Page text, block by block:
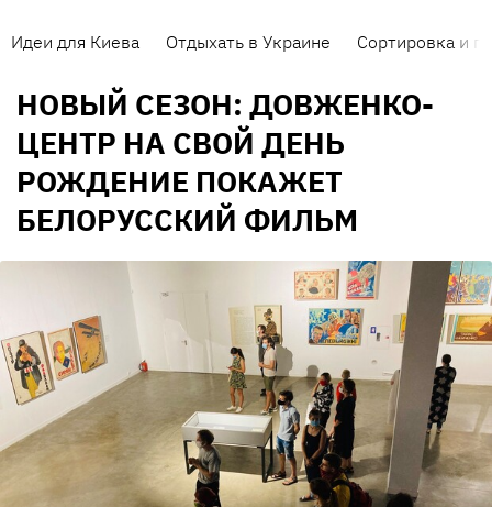
Идеи для Киева Отдыхать в Украине Сортировка и
НОВЫЙ СЕЗОН: ДОВЖЕНКО-
ЦЕНТР НА СВОЙ ДЕНЬ
РОЖДЕНИЕ ПОКАЖЕТ
БЕЛОРУССКИЙ ФИЛЬМ